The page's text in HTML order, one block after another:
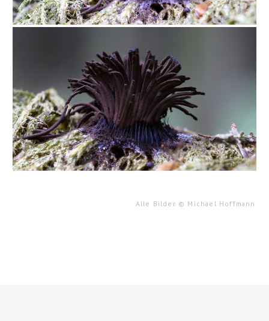
Alle Bilder © Michael Hoffmann